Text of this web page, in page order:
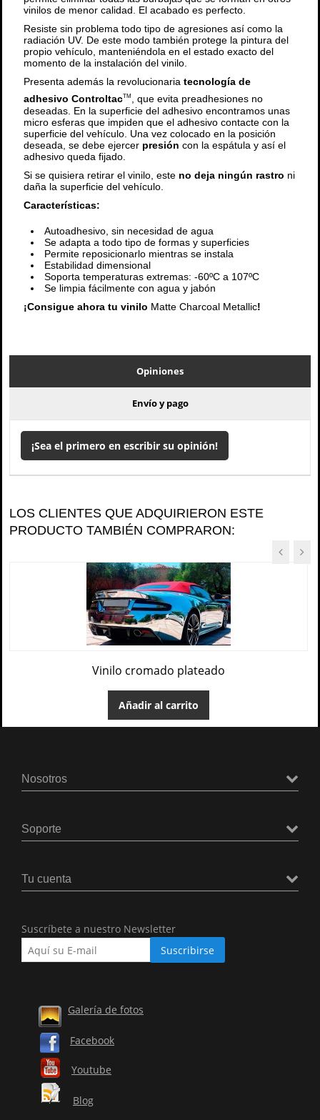
vinilos de menor calidad. El acabado es perfecto.
Resiste sin problema todo tipo de agresiones así como la
radiación UV. De este modo también protege la pintura del
propio vehículo, manteniéndola en el estado exacto del
momento de la instalación del vinilo.
Presenta además la revolucionaria tecnología de
adhesivo ControltacTM
, que evita preadhesiones no
deseadas. En la superficie del adhesivo encontramos unas
micro esferas que impiden que el adhesivo contacte con la
superficie del vehículo. Una vez colocado en la posición
deseada, se debe ejercer presión con la espátula y así el
adhesivo queda fijado.
Si se quisiera retirar el vinilo, este no deja ningún rastro ni
daña la superficie del vehículo.
Características:
Autoadhesivo, sin necesidad de agua
Se adapta a todo tipo de formas y superficies
Permite reposicionarlo mientras se instala
Estabilidad dimensional
Soporta temperaturas extremas: -60ºC a 107ºC
Se limpia fácilmente con agua y jabón
¡Consigue ahora tu vinilo Matte Charcoal Metallic!
Opiniones
Envío y pago
¡Sea el primero en escribir su opinión!
LOS CLIENTES QUE ADQUIRIERON ESTE
PRODUCTO TAMBIÉN COMPRARON:
Vinilo cromado plateado
Añadir al carrito
Nosotros
Soporte
Tu cuenta
Suscríbete a nuestro Newsletter
Galería de fotos
Facebook
Youtube
Blog